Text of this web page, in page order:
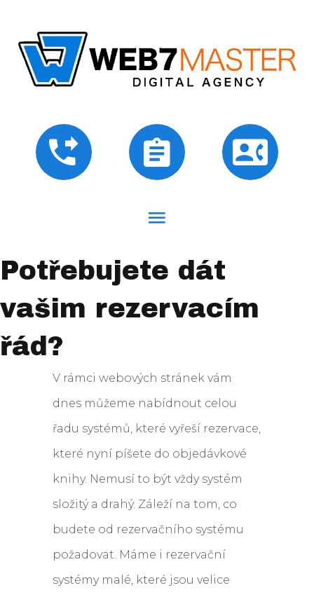
Potřebujete dát
vašim rezervacím
řád?
V rámci webových stránek vám
dnes můžeme nabídnout celou
řadu systémů, které vyřeší rezervace,
které nyní píšete do objedávkové
knihy. Nemusí to být vždy systém
složitý a drahý. Záleží na tom, co
budete od rezervačního systému
požadovat. Máme i rezervační
systémy malé, které jsou velice